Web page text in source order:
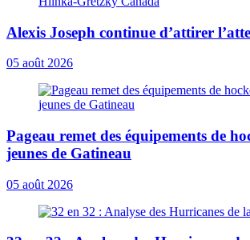
Alexis Joseph continue d’attirer
05 août 2026
Pageau remet des équipements de
jeunes de Gatineau
05 août 2026